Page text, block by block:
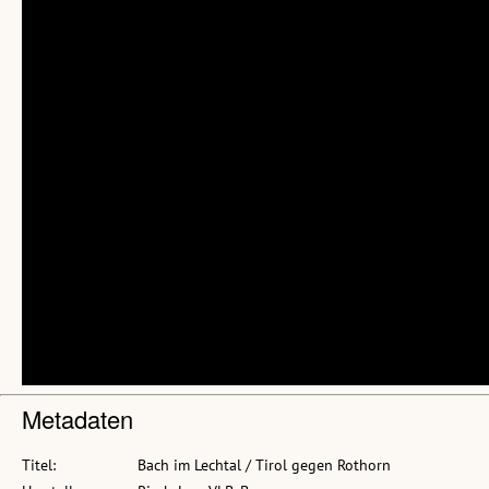
Metadaten
Titel:
Bach im Lechtal / Tirol gegen Rothorn